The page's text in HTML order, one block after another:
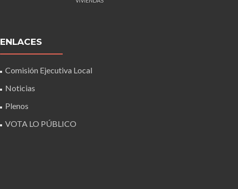
ENLACES
Comisión Ejecutiva Local
Noticias
Plenos
VOTA LO PÚBLICO